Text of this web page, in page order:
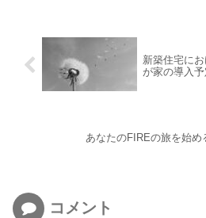
新築住宅に
が家の導入
あなたのFIREの旅を始め
コメント